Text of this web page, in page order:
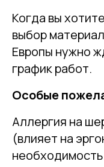
Когда вы
выбор
Европы нужно
график работ.
Особые
Аллергия на
(влияет на